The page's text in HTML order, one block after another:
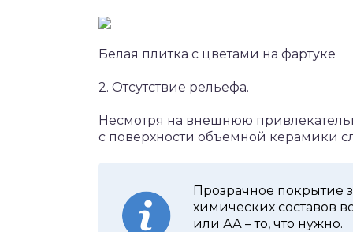
Белая плитка с цветами на фартуке
2. Отсутствие рельефа.
Несмотря на внешнюю
с поверхности объемной керамики
Прозрачное покрытие
химических составов
или АА – то, что нужно.